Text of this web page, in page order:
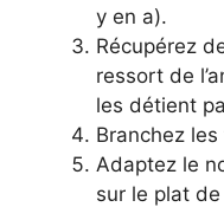
y en a).
Récupérez
ressort de
les détient
Branchez
Adaptez le
sur le plat